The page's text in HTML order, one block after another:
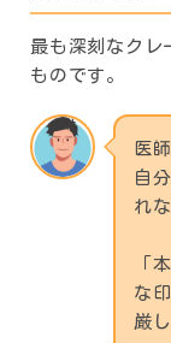
最も深刻なクレ
ものです。
医
自
れな
「
な
厳